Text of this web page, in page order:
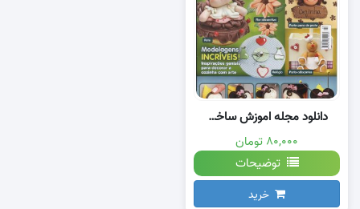
دانلود مجله اموزش ساخت عروسک خمیری
۸۰,۰۰۰ تومان
توضیحات
خرید